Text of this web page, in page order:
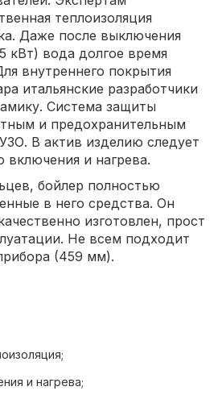
теплоизоляция
Даже после выключения
кВт) вода долгое время
внутреннего покрытия
итальянские разработчики
Система защиты
и предохранительным
В актив изделию следует
включения и нагрева.
бойлер полностью
в него средства. Он
изготовлен, прост
Не всем подходит
(459 мм).
и нагрева;